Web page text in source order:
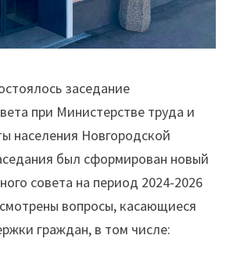
заседание
при Министерстве труда и
населения Новгородской
был сформирован новый
совета на период 2024-2026
вопросы, касающиеся
граждан, в том числе: